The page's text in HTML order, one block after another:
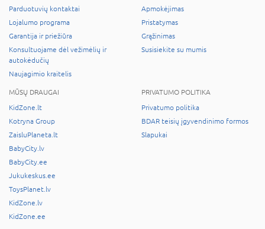
Parduotuvių kontaktai
Lojalumo programa
Garantija ir priežiūra
Konsultuojame dėl vežimėlių ir
autokėdučių
Naujagimio kraitelis
Apmokėjimas
Pristatymas
Grąžinimas
Susisiekite su mumis
MŪSŲ DRAUGAI
KidZone.lt
Kotryna Group
ZaisluPlaneta.lt
BabyCity.lv
BabyCity.ee
Jukukeskus.ee
ToysPlanet.lv
KidZone.lv
KidZone.ee
PRIVATUMO POLITIKA
Privatumo politika
BDAR teisių įgyvendinimo formos
Slapukai